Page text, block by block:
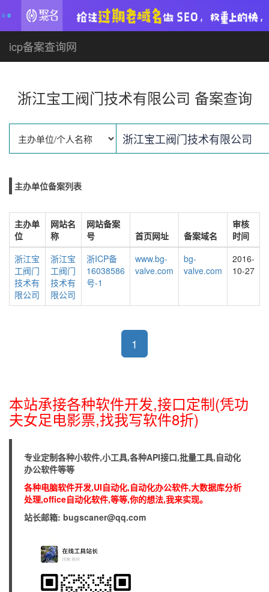
icp备案查询网
浙江宝工阀门技术有限公司 备案查询
主办单位备案列表
主办单
位
网站名
称
网站备案
号
首页网址 备案域名
审核
时间
浙江宝
工阀门
技术有
限公司
浙江宝
工阀门
技术有
限公司
浙ICP备
16038586
号-1
www.bg-
valve.com
bg-
valve.com
2016-
10-27
1
本站承接各种软件开发,接口定制(凭功
夫女足电影票,找我写软件8折)
专业定制各种小软件,小工具,各种API接口,批量工具,自动化
办公软件等等
各种电脑软件开发,UI自动化,自动化办公软件,大数据库分析
处理,office自动化软件,等等,你的想法,我来实现。
站长邮箱: bugscaner@qq.com